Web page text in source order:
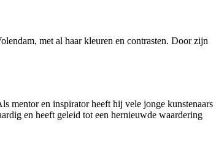
met al haar kleuren en contrasten. Door zijn
mentor en inspirator heeft hij vele jonge kunstenaars
en heeft geleid tot een hernieuwde waardering